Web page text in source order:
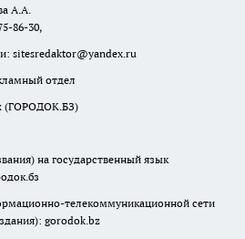
А.А.
86-30,
sitesredaktor@yandex.ru
отдел
(ГОРОДОК.БЗ)
на государственный язык
телекоммуникационной сети
gorodok.bz